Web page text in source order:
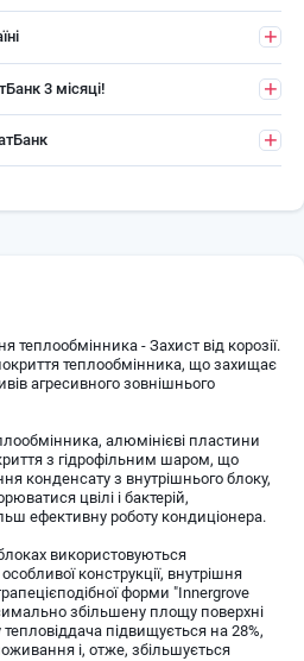
3 місяці!
теплообмінника - Захист від корозії.
теплообмінника, що захищає
агресивного зовнішнього
алюмінієві пластини
з гідрофільним шаром, що
конденсату з внутрішнього блоку,
цвілі і бактерій,
ефективну роботу кондиціонера.
використовуються
конструкції, внутрішня
форми "Innergrove
збільшену площу поверхні
підвищується на 28%,
і, отже, збільшується